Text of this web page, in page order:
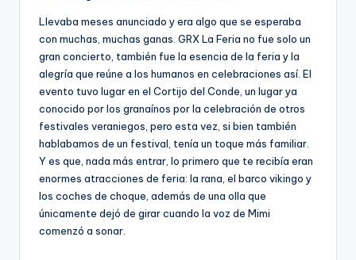
Llevaba meses anunciado y era algo que se esperaba
con muchas, muchas ganas. GRX La Feria no fue solo un
gran concierto, también fue la esencia de la feria y la
alegría que reúne a los humanos en celebraciones así. El
evento tuvo lugar en el Cortijo del Conde, un lugar ya
conocido por los granaínos por la celebración de otros
festivales veraniegos, pero esta vez, si bien también
hablabamos de un festival, tenía un toque más familiar.
Y es que, nada más entrar, lo primero que te recibía eran
enormes atracciones de feria: la rana, el barco vikingo y
los coches de choque, además de una olla que
únicamente dejó de girar cuando la voz de Mimi
comenzó a sonar.